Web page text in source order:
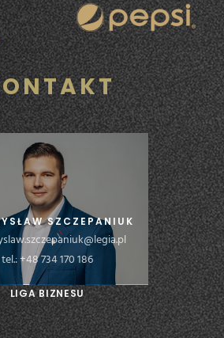
SZCZEPANIUK
tel.: +48 734 170 186
LIGA BIZNESU